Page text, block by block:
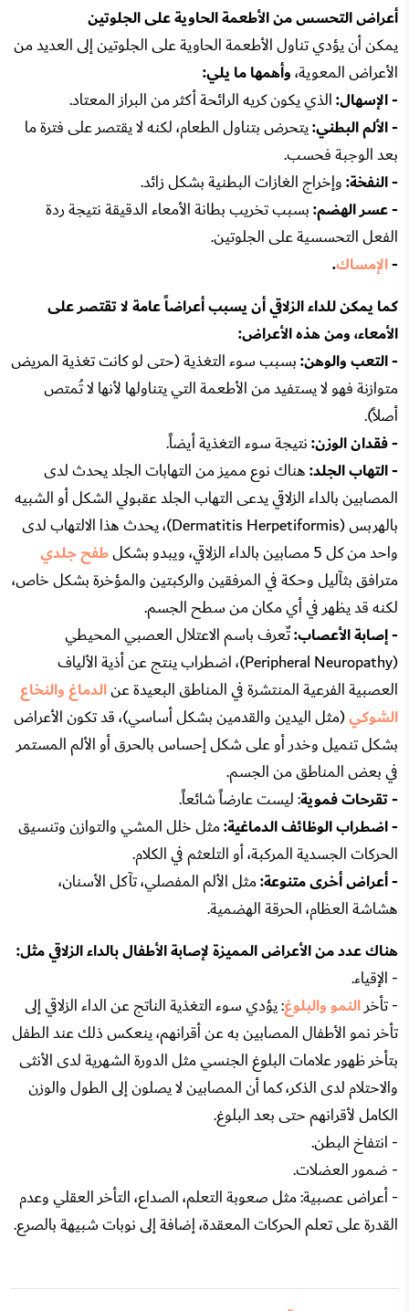
أعراض التحسس من الأطعمة الحاوية على الجلوتين
يمكن أن يؤدي تناول الأطعمة الحاوية على الجلوتين إلى العديد من
الأعراض المعوية،وأهمها ما يلي:
- الإسهال:الذي يكون كريه الرائحة أكثر من البراز المعتاد.
- الألم البطني:يتحرض بتناول الطعام، لكنه لا يقتصر على فترة ما
بعد الوجبة فحسب.
- النفخة:وإخراج الغازات البطنية بشكل زائد.
- عسر الهضم:بسبب تخريب بطانة الأمعاء الدقيقة نتيجة ردة
الفعل التحسسية على الجلوتين.
-الإمساك.
كما يمكن للداء الزلاقي أن يسبب أعراضاً عامة لا تقتصر على
الأمعاء، ومن هذه الأعراض:
- التعب والوهن:بسبب سوء التغذية (حتى لو كانت تغذية المريض
متوازنة فهو لا يستفيد من الأطعمة التي يتناولها لأنها لا تُمتص
أصلاً).
- فقدان الوزن:نتيجة سوء التغذية أيضاً.
- التهاب الجلد:هناك نوع مميز من التهابات الجلد يحدث لدى
المصابين بالداء الزلاقي يدعى التهاب الجلد عقبولي الشكل أو الشبيه
بالهربس (Dermatitis Herpetiformis)، يحدث هذا الالتهاب لدى
واحد من كل 5 مصابين بالداء الزلاقي، ويبدو بشكل
طفح جلدي
مترافق بثآليل وحكة في المرفقين والركبتين والمؤخرة بشكل خاص،
لكنه قد يظهر في أي مكان من سطح الجسم.
- إصابة الأعصاب:تٌعرف باسم الاعتلال العصبي المحيطي
(Peripheral Neuropathy)، اضطراب ينتج عن أذية الألياف
العصبية الفرعية المنتشرة في المناطق البعيدة عنالدماغ والنخاع
الشوكي(مثل اليدين والقدمين بشكل أساسي)، قد تكون الأعراض
بشكل تنميل وخدر أو على شكل إحساس بالحرق أو الألم المستمر
في بعض المناطق من الجسم.
- تقرحات فموية: ليست عارضاً شائعاً.
- اضطراب الوظائف الدماغية:مثل خلل المشي والتوازن وتنسيق
الحركات الجسدية المركبة، أو التلعثم في الكلام.
- أعراض أخرى متنوعة:مثل الألم المفصلي، تآكل الأسنان،
هشاشة العظام، الحرقة الهضمية.
هناك عدد من الأعراض المميزة لإصابة الأطفال بالداء الزلاقي مثل:
- الإقياء.
- تأخرالنمو والبلوغ: يؤدي سوء التغذية الناتج عن الداء الزلاقي إلى
تأخر نمو الأطفال المصابين به عن أقرانهم، ينعكس ذلك عند الطفل
بتأخر ظهور علامات البلوغ الجنسي مثل الدورة الشهرية لدى الأنثى
والاحتلام لدى الذكر، كما أن المصابين لا يصلون إلى الطول والوزن
الكامل لأقرانهم حتى بعد البلوغ.
- انتفاخ البطن.
- ضمور العضلات.
- أعراض عصبية: مثل صعوبة التعلم، الصداع، التأخر العقلي وعدم
القدرة على تعلم الحركات المعقدة، إضافة إلى نوبات شبيهة بالصرع.